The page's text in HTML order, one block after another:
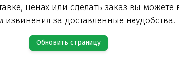
ценах или сделать заказ вы можете
извинения за доставленные неудобства!
Обновить страницу